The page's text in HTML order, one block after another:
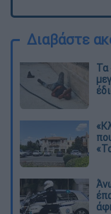
Διαβάστε
Τα